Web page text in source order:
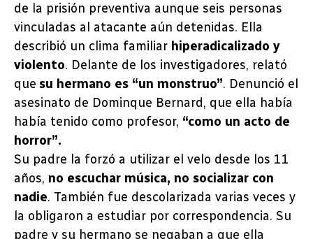
de la prisión preventiva aunque seis personas
vinculadas al atacante aún detenidas. Ella
describió un clima familiar hiperadicalizado y
violento. Delante de los investigadores, relató
que su hermano es “un monstruo”. Denunció el
asesinato de Dominque Bernard, que ella había
había tenido como profesor, “como un acto de
horror”.
Su padre la forzó a utilizar el velo desde los 11
años, no escuchar música, no socializar con
nadie. También fue descolarizada varias veces y
la obligaron a estudiar por correspondencia. Su
padre y su hermano se negaban a que ella